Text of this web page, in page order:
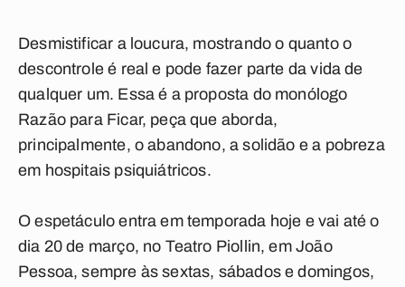
Desmistificar a loucura, mostrando o quanto o
descontrole é real e pode fazer parte da vida de
qualquer um. Essa é a proposta do monólogo
Razão para Ficar, peça que aborda,
principalmente, o abandono, a solidão e a pobreza
em hospitais psiquiátricos.
O espetáculo entra em temporada hoje e vai até o
dia 20 de março, no Teatro Piollin, em João
Pessoa, sempre às sextas, sábados e domingos,